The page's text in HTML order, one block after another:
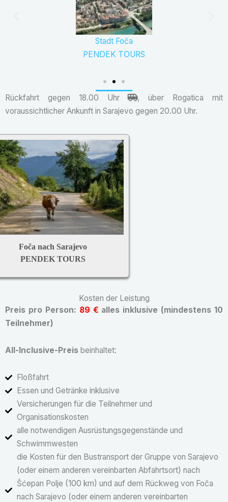
Stadt Foča
PENDEK TOURS
Rückfahrt gegen 18.00 Uhr
, über Rogatica mit
voraussichtlicher Ankunft in Sarajevo gegen 20.00 Uhr.
Foča nach Sarajevo
PENDEK TOURS
Kosten der Leistung
Preis pro Person: 89 € alles inklusive (mindestens 10
Teilnehmer)
All-Inclusive-Preis beinhaltet:
Floßfahrt
Essen und Getränke inklusive
Versicherungen für die Teilnehmer und
Organisationskosten
alle notwendigen Ausrüstungsgegenstände und
Schwimmwesten
die Kosten für den Bustransport der Gruppe von Sarajevo
(oder einem anderen vereinbarten Abfahrtsort) nach
Šćepan Polje (100 km) und auf dem Rückweg von Foča
nach Sarajevo (oder einem anderen vereinbarten